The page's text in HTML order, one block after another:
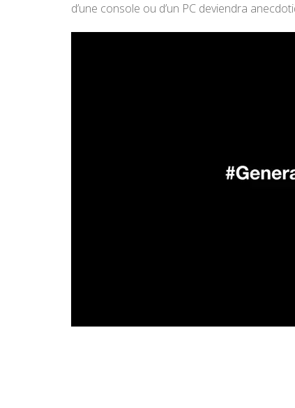
d’une console ou d’un PC deviendra